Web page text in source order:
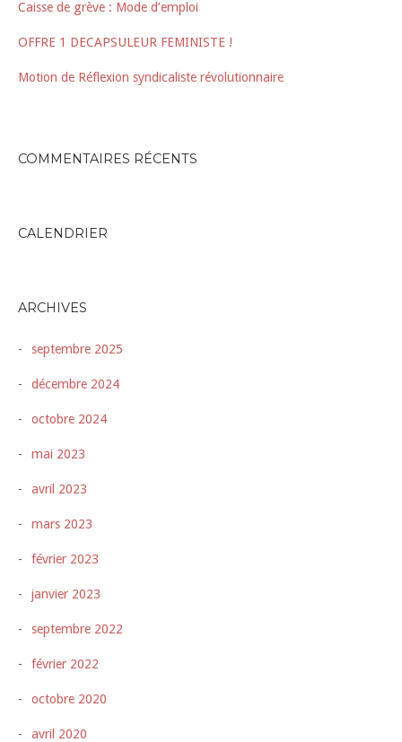
Caisse de grève : Mode d’emploi
OFFRE 1 DECAPSULEUR FEMINISTE !
Motion de Réflexion syndicaliste révolutionnaire
COMMENTAIRES RÉCENTS
CALENDRIER
ARCHIVES
septembre 2025
décembre 2024
octobre 2024
mai 2023
avril 2023
mars 2023
février 2023
janvier 2023
septembre 2022
février 2022
octobre 2020
avril 2020